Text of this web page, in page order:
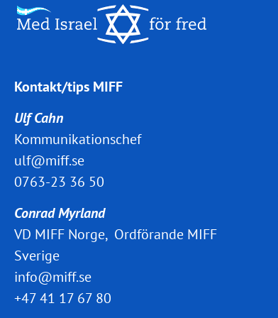
Kontakt/tips MIFF
Ulf Cahn
Kommunikationschef
ulf@miff.se
0763-23 36 50
Conrad Myrland
VD MIFF Norge, Ordförande MIFF
Sverige
info@miff.se
+47 41 17 67 80